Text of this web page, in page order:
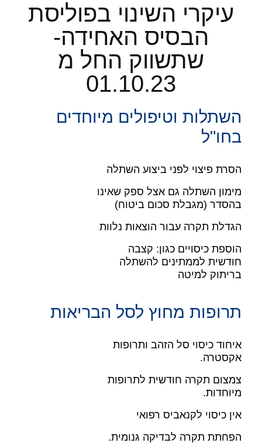
עיקרי השינוי בפוליסת
הבסיס האחידה-
שתשווק החל מ
01.10.23
השתלות וטיפולים מיוחדים
בחו"ל
הסרת פיצוי לפני ביצוע השתלה
מימון השתלה גם אצל ספק שאינו
בהסדר (מגבלת סכום ביטוח)
הגדלת תקרה עבור הוצאות נלוות
הוספת כיסויים כגון: קצבה
חודשית לממתינים להשתלה
בריתוק למיטה
תרופות מחוץ לסל הבריאות
איחוד כיסוי סל הזהב ותרופות
אקסטרה.
צמצום תקרה חודשית לתרופות
מיוחדות.
אין כיסוי לקנאביס רפואי
הפחתת תקרה לבדיקה גנומית.